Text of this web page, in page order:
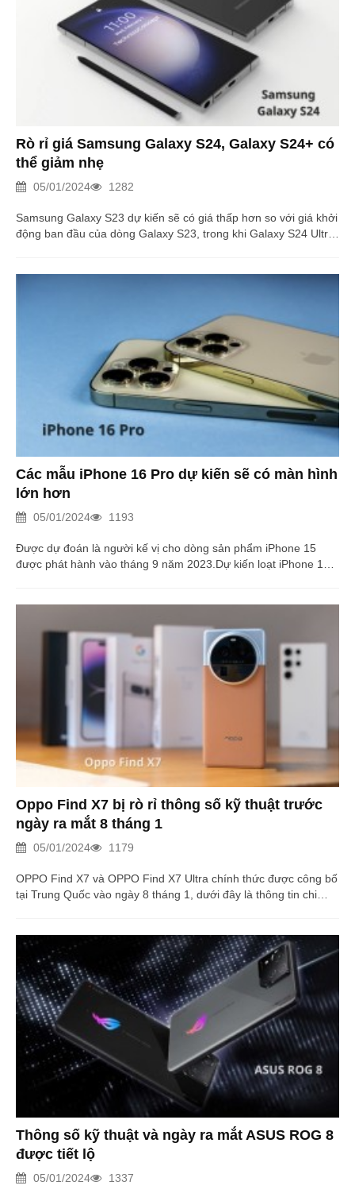
Rò rỉ giá Samsung Galaxy S24, Galaxy S24+ có
thể giảm nhẹ
05/01/2024 1282
Samsung Galaxy S23 dự kiến sẽ có giá thấp hơn so với giá khởi
động ban đầu của dòng Galaxy S23, trong khi Galaxy S24 Ultra
Các mẫu iPhone 16 Pro dự kiến sẽ có màn hình
lớn hơn
05/01/2024 1193
Được dự đoán là người kế vị cho dòng sản phẩm iPhone 15
được phát hành vào tháng 9 năm 2023.Dự kiến loạt iPhone 16
Oppo Find X7 bị rò rỉ thông số kỹ thuật trước
ngày ra mắt 8 tháng 1
05/01/2024 1179
OPPO Find X7 và OPPO Find X7 Ultra chính thức được công bố
tại Trung Quốc vào ngày 8 tháng 1, dưới đây là thông tin chi
Thông số kỹ thuật và ngày ra mắt ASUS ROG 8
được tiết lộ
05/01/2024 1337